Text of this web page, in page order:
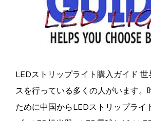
LEDストリップライト購入ガイド
スを行っている多くの人がいます。
ために中国からLEDストリップライ